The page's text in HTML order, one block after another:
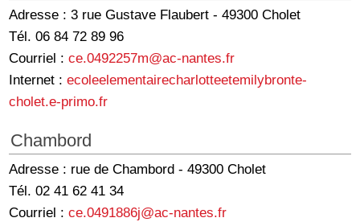
Adresse : 3 rue Gustave Flaubert - 49300 Cholet
Tél. 06 84 72 89 96
Courriel :ce.0492257m@ac-nantes.fr
Internet :ecoleelementairecharlotteetemilybronte-
cholet.e-primo.fr
Chambord
Adresse : rue de Chambord - 49300 Cholet
Tél. 02 41 62 41 34
Courriel :ce.0491886j@ac-nantes.fr